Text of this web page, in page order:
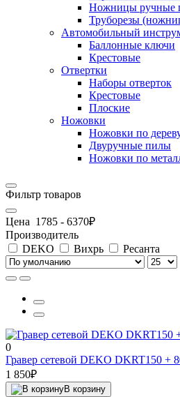
Ножницы ручные
Труборезы
Автомобильный
Баллонные ключи
Крестовые
Отвертки
Наборы отверток
Крестовые
Плоские
Ножовки
Ножовки по
Двуручные пилы
Ножовки по
Фильтр товаров
Цена 1785 - 6370₽
Производитель
DEKO
Вихрь Ресанта
0
Гравер сетевой DEKO DKRT150 +
1 850₽
В корзину